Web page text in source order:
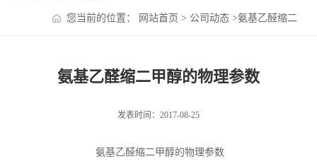
您当前的位置： 网站首页 > 公司动态 >氨基乙醛缩二
氨基乙醛缩二甲醇的物理参数
发表时间：2017-08-25
氨基乙醛缩二甲醇的物理参数